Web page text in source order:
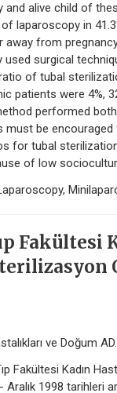
alive child of
laparoscopy in
from
surgical
of tubal
were 4%,
performed
must be
for tubal
of low
Fakültesi
ve Doğum
Fakültesi Kadın
Aralık 1998 tarihleri